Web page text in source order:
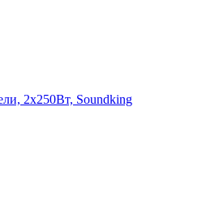
2х250Вт, Soundking